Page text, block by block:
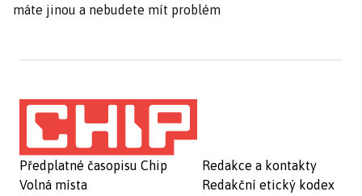
máte jinou a nebudete mít problém
Předplatné časopisu Chip
Volná místa
Redakce a kontakty
Redakční etický kodex